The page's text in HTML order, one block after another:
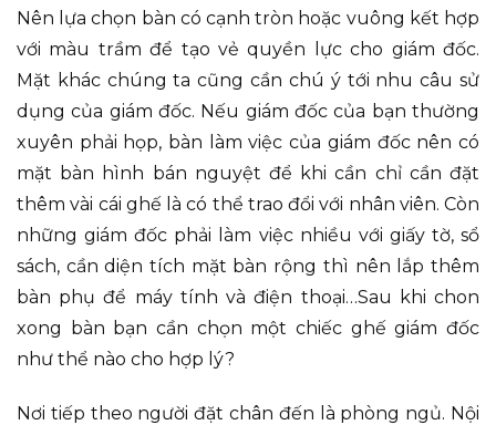
Nên lựa chọn bàn có cạnh tròn hoặc vuông kết hợp
với màu trầm để tạo vẻ quyền lực cho giám đốc.
Mặt khác chúng ta cũng cần chú ý tới nhu câu sử
dụng của giám đốc. Nếu giám đốc của bạn thường
xuyên phải họp, bàn làm việc của giám đốc nên có
mặt bàn hình bán nguyệt để khi cần chỉ cần đặt
thêm vài cái ghế là có thể trao đổi với nhân viên. Còn
những giám đốc phải làm việc nhiều với giấy tờ, sổ
sách, cần diện tích mặt bàn rộng thì nên lắp thêm
bàn phụ để máy tính và điện thoại…Sau khi chon
xong bàn bạn cần chọn một chiếc ghế giám đốc
như thể nào cho hợp lý?
Nơi tiếp theo người đặt chân đến là phòng ngủ. Nội